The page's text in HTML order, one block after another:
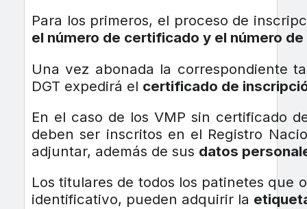
Para los primeros, el proceso de
el número de certificado y el número
Una vez abonada la correspondiente
DGT expedirá el certificado de
En el caso de los VMP sin certificado
deben ser inscritos en el Registro
adjuntar, además de sus datos
Los titulares de todos los patinetes
identificativo, pueden adquirir la